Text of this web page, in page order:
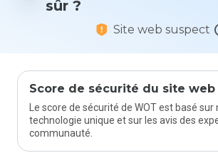
sûr ?
Site web suspect
Score de sécurité du site web
Le score de sécurité de WOT est basé sur
technologie unique et sur les avis des
communauté.